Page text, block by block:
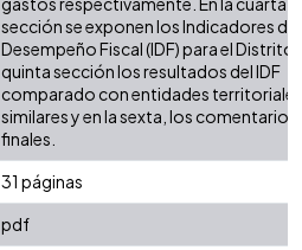
sección se exponen los Indicadores de
Desempeño Fiscal (IDF) para el Distrito.
quinta sección los resultados del IDF
comparado con entidades territoriales
similares y en la sexta, los comentarios
finales.
31 páginas
pdf